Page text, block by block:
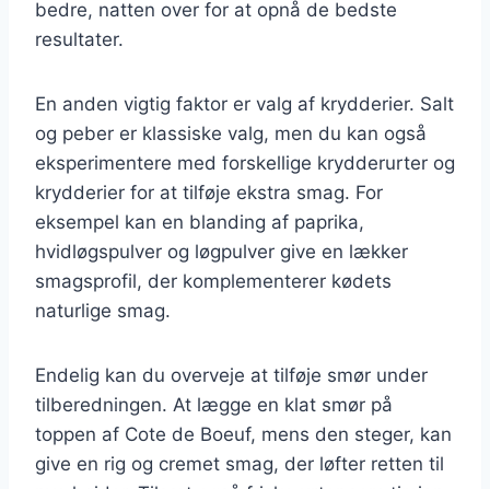
bedre, natten over for at opnå de bedste
resultater.
En anden vigtig faktor er valg af krydderier. Salt
og peber er klassiske valg, men du kan også
eksperimentere med forskellige krydderurter og
krydderier for at tilføje ekstra smag. For
eksempel kan en blanding af paprika,
hvidløgspulver og løgpulver give en lækker
smagsprofil, der komplementerer kødets
naturlige smag.
Endelig kan du overveje at tilføje smør under
tilberedningen. At lægge en klat smør på
toppen af Cote de Boeuf, mens den steger, kan
give en rig og cremet smag, der løfter retten til